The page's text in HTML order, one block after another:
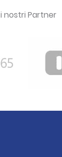
i nostri Partner